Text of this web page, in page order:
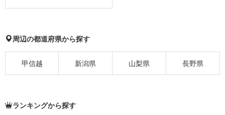
周辺の都道府県から探す
甲信越 新潟県 山梨県 長野県
ランキングから探す